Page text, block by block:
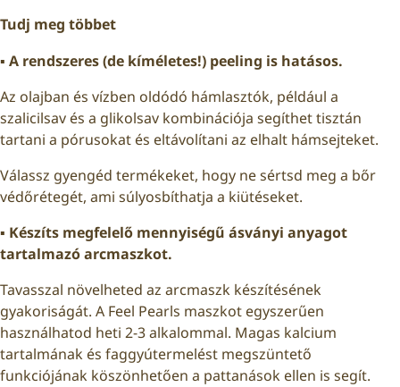
Tudj meg többet
▪️ A rendszeres (de kíméletes!) peeling is hatásos.
Az olajban és vízben oldódó hámlasztók, például a
szalicilsav és a glikolsav kombinációja segíthet tisztán
tartani a pórusokat és eltávolítani az elhalt hámsejteket.
Válassz gyengéd termékeket, hogy ne sértsd meg a bőr
védőrétegét, ami súlyosbíthatja a kiütéseket.
▪️ Készíts megfelelő mennyiségű ásványi anyagot
tartalmazó arcmaszkot.
Tavasszal növelheted az arcmaszk készítésének
gyakoriságát. A Feel Pearls maszkot egyszerűen
használhatod heti 2-3 alkalommal. Magas kalcium
tartalmának és faggyútermelést megszüntető
funkciójának köszönhetően a pattanások ellen is segít.